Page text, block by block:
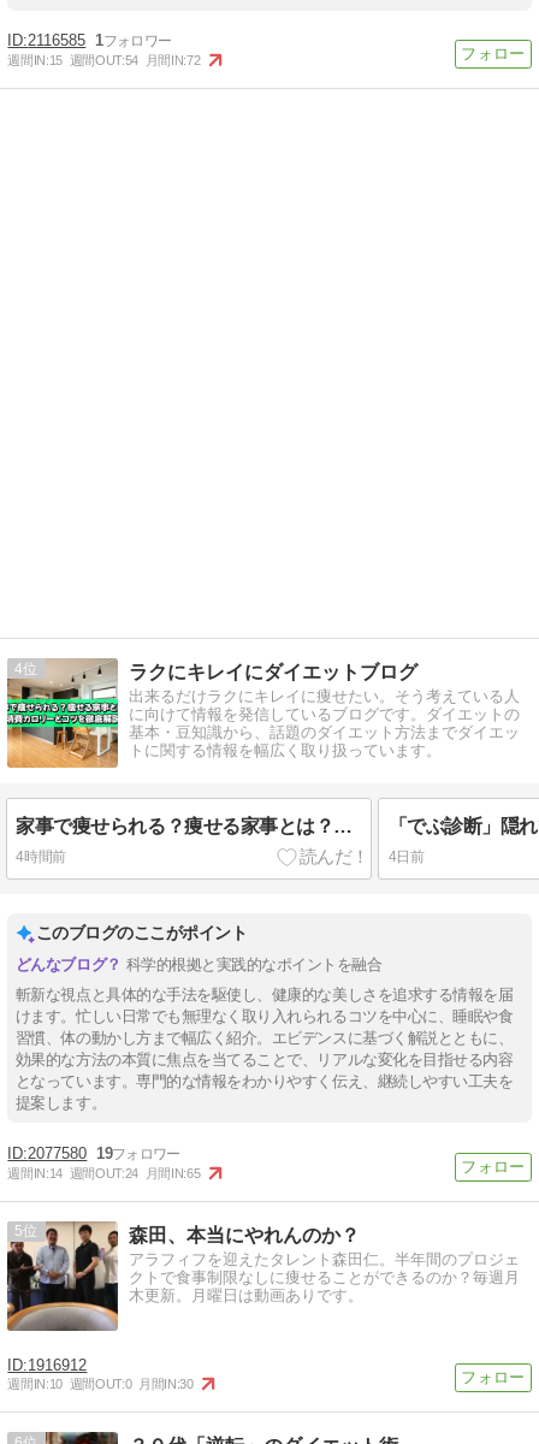
2116585 1
週間IN:15 週間OUT:54 月間IN:72
4 ラクにキレイにダイエットブログ
出来るだけラクにキレイに痩せたい。そう考えている人
に向けて情報を発信しているブログです。ダイエットの
基本・豆知識から、話題のダイエット方法までダイエッ
トに関する情報を幅広く取り扱っています。
家事で痩せられる？痩せる家事とは？消費カロリーとコツを徹底解説
4時間前 4日前
このブログのここがポイント
科学的根拠と実践的なポイントを融合
斬新な視点と具体的な手法を駆使し、健康的な美しさを追求する情報を届
けます。忙しい日常でも無理なく取り入れられるコツを中心に、睡眠や食
習慣、体の動かし方まで幅広く紹介。エビデンスに基づく解説とともに、
効果的な方法の本質に焦点を当てることで、リアルな変化を目指せる内容
となっています。専門的な情報をわかりやすく伝え、継続しやすい工夫を
提案します。
2077580 19
週間IN:14 週間OUT:24 月間IN:65
5 森田、本当にやれんのか？
アラフィフを迎えたタレント森田仁。半年間のプロジェ
クトで食事制限なしに痩せることができるのか？毎週月
木更新。月曜日は動画ありです。
1916912
週間IN:10 週間OUT:0 月間IN:30